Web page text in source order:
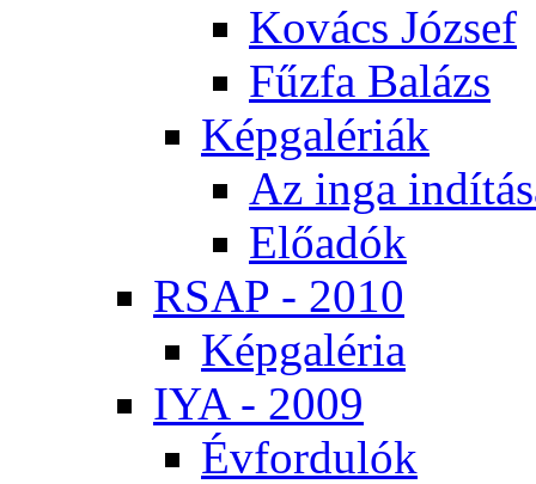
Ko­vács Jó­zsef
Fűz­fa Ba­lázs
Kép­ga­lé­ri­ák
Az in­ga
Elő­adók
RSAP - 2010
Kép­ga­lé­ria
IYA - 2009
Év­for­du­lók